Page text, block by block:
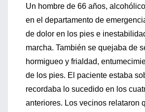
Un hombre de 66 años,
en el departamento de
de dolor en los pies e
marcha. También se quejaba de
hormigueo y frialdad,
de los pies. El paciente estaba
recordaba lo sucedido en los
anteriores. Los vecinos relataron